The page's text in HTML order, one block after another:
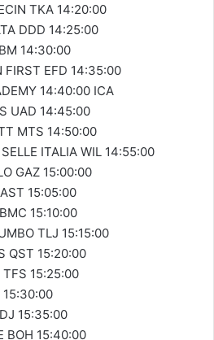
TKA 14:20:00
DDD 14:25:00
14:30:00
FIRST EFD 14:35:00
14:40:00 ICA
UAD 14:45:00
MTS 14:50:00
ITALIA WIL 14:55:00
GAZ 15:00:00
15:05:00
15:10:00
TLJ 15:15:00
QST 15:20:00
TFS 15:25:00
15:30:00
15:35:00
BOH 15:40:00